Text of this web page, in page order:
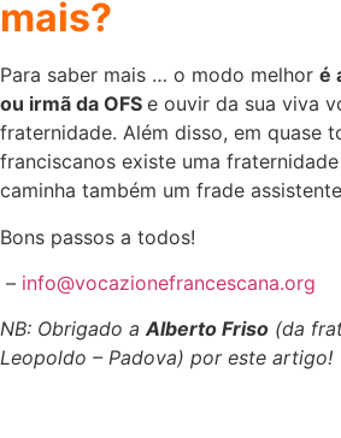
mais?
Para saber mais … o modo melhor é
ou irmã da OFS e ouvir da sua viva
fraternidade. Além disso, em quase
franciscanos existe uma
caminha também um frade
Bons passos a todos!
– info@vocazionefrancescana.org
NB: Obrigado aAlberto Friso (da
Leopoldo – Padova) por este artigo!